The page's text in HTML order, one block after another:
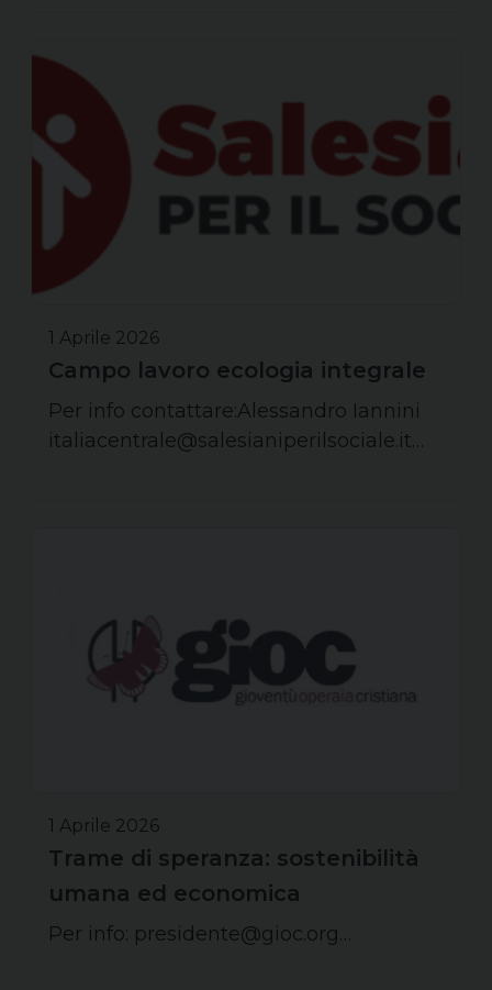
1 Aprile 2026
Campo lavoro ecologia integrale
Per info contattare:Alessandro Iannini
italiacentrale@salesianiperilsociale.it…
1 Aprile 2026
Trame di speranza: sostenibilità
umana ed economica
Per info: presidente@gioc.org…